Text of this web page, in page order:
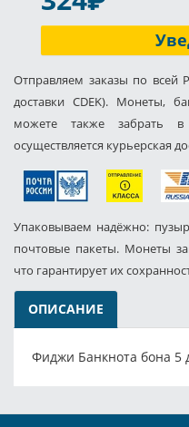
Отправляем заказы по всей
доставки CDEK). Монеты,
можете также забрать
осуществляется курьерская
Упаковываем надёжно:
почтовые пакеты. Монеты
что гарантирует их
ОПИСАНИЕ
Фиджи Банкнота бона 5